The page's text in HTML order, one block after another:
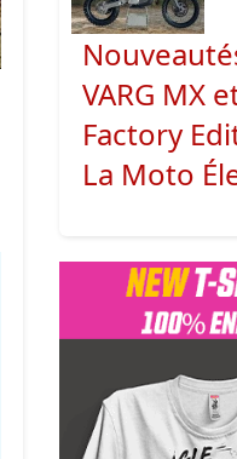
VARG MX
Factory
La Moto